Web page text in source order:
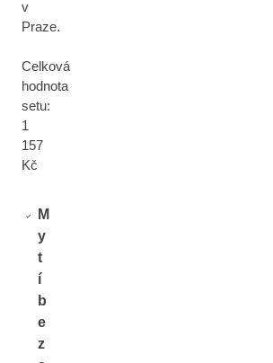
v
Praze.
Celková
hodnota
setu:
1
157
Kč
M
y
t
í
b
e
z